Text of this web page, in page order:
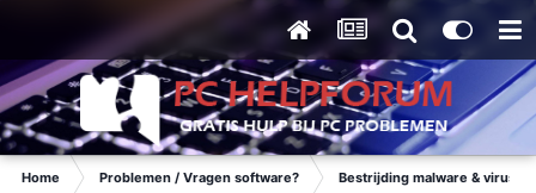
Home Problemen / Vragen software? Bestrijding malware &